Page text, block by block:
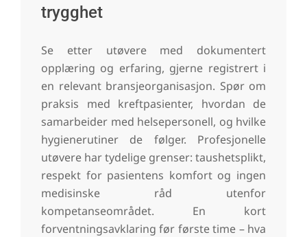
trygghet
Se etter utøvere med dokumentert
opplæring og erfaring, gjerne registrert i
en relevant bransjeorganisasjon. Spør om
praksis med kreftpasienter, hvordan de
samarbeider med helsepersonell, og hvilke
hygienerutiner de følger. Profesjonelle
utøvere har tydelige grenser: taushetsplikt,
respekt for pasientens komfort og ingen
medisinske råd utenfor
kompetanseområdet. En kort
forventningsavklaring før første time – hva